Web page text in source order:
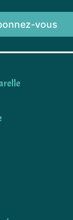
vous